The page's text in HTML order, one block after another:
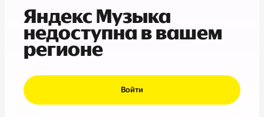
Яндекс Музыка
недоступна в вашем
регионе
Войти